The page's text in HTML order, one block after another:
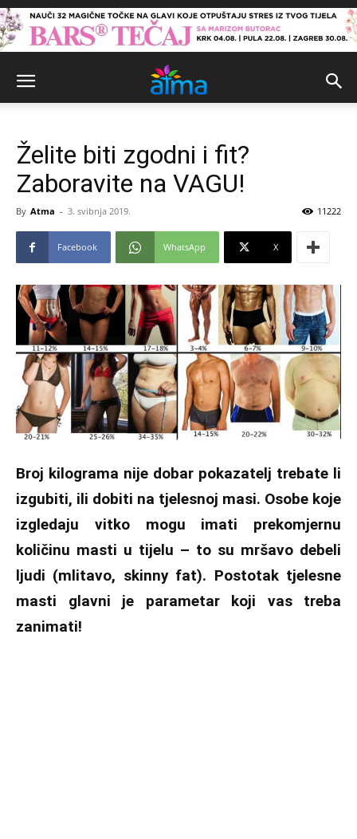
Želite biti zgodni i fit?
Zaboravite na VAGU!
By Atma - 3. svibnja 2019. 11222
Facebook WhatsApp X
Broj kilograma nije dobar pokazatelj trebate li
izgubiti, ili dobiti na tjelesnoj masi. Osobe koje
izgledaju vitko mogu imati prekomjernu
količinu masti u tijelu – to su mršavo debeli
ljudi (mlitavo, skinny fat). Postotak tjelesne
masti glavni je parametar koji vas treba
zanimati!